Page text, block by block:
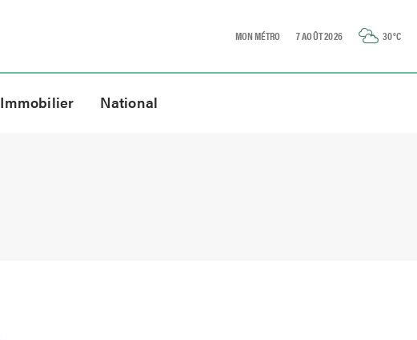
MON MÉTRO 7 AOÛT 2026 30°C
Immobilier National